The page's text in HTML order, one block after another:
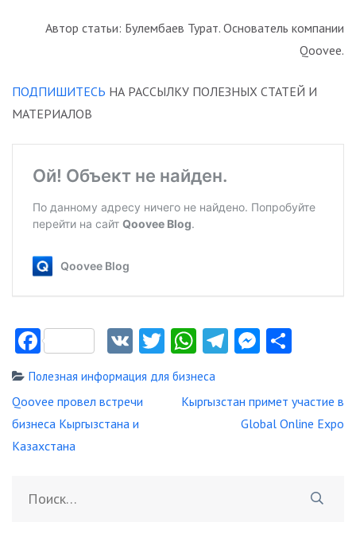
Автор статьи: Булембаев Турат. Основатель компании
Qoovee.
ПОДПИШИТЕСЬ НА РАССЫЛКУ ПОЛЕЗНЫХ СТАТЕЙ И
МАТЕРИАЛОВ
FacebookVK Twitter
WhatsApp
Telegram
Полезная информация для бизнеса
Навигация
по
записям
Qoovee провел встречи
бизнеса Кыргызстана и
Казахстана
Кыргызстан примет участие в
Global Online Expo